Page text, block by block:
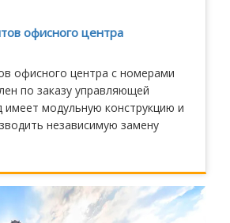
офисного центра
офисного центра с номерами
по заказу управляющей
имеет модульную конструкцию и
независимую замену
при переезде и смене